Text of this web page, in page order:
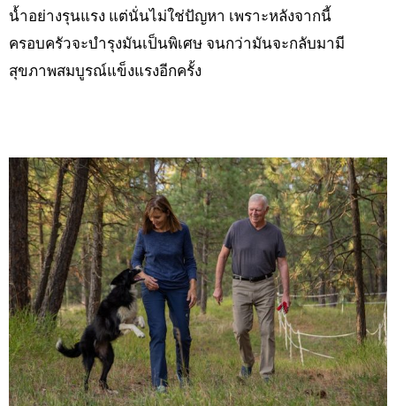
น้ำอย่างรุนแรง แต่นั่นไม่ใช่ปัญหา เพราะหลังจากนี้
ครอบครัวจะบำรุงมันเป็นพิเศษ จนกว่ามันจะกลับมามี
สุขภาพสมบูรณ์แข็งแรงอีกครั้ง